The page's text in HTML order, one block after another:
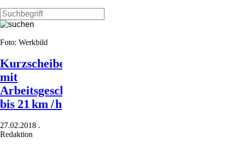
Foto: Werkbild
Kurzscheibenegge
mit
Arbeitsgeschwindigkeiten
bis 21 km / h
27.02.2018 .
Redaktion